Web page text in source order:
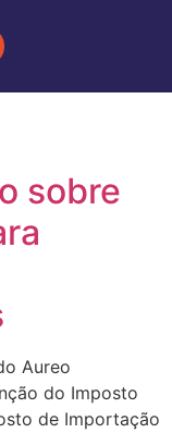
sobre
Aureo
do Imposto
de Importação